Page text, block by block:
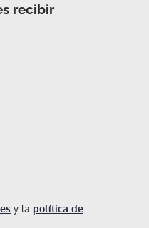
recibir
y la política de